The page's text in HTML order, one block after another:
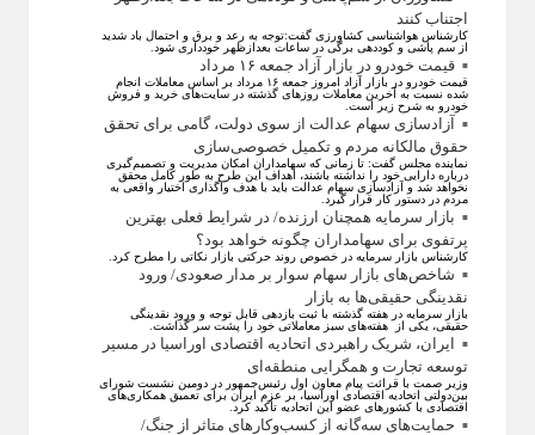
اجتناب کنند
کارشناس هواشناسی کشاورزی گفت:توجه به رعد و برق و احتمال باد شدید
از سم پاشی و کوددهی برگی در ساعات بعدازظهر خودداری شود.
قیمت خودرو در بازار آزاد جمعه ۱۶ مرداد
قیمت خودرو در بازار آزاد امروز جمعه ۱۶ مرداد بر اساس معاملات انجام
شده نسبت به آخرین معاملات روز‌های گذشته در سایت‌های خرید و فروش
خودرو به شرح زیر است.
آزادسازی سهام عدالت از سوی دولت، گامی برای تحقق
حقوق مالکانه مردم و تکمیل خصوصی‌سازی
نماینده مجلس گفت: تا زمانی که سهامداران امکان مدیریت و تصمیم‌گیری
درباره دارایی خود را نداشته باشند، اهداف این طرح به طور کامل محقق
نخواهد شد و آزادسازی سهام عدالت باید با هدف واگذاری اختیار واقعی به
مردم در دستور کار قرار گیرد.
بازار سرمایه همچنان ارزنده/ در شرایط فعلی بهترین
پرتفوی برای سهامداران چگونه خواهد بود؟
کارشناس بازار سرمایه در خصوص روند حرکتی بازار نکاتی را مطرح کرد.
شاخص‌های بازار سهام سوار بر مدار صعودی/ ورود
نقدینگی حقیقی‌ها به بازار
بازار سرمایه در هفته گذشته با ثبت بازدهی قابل توجه و ورود نقدینگی
حقیقی، یکی از هفته‌های سبز معاملاتی خود را پشت سر گذاشت.
ایران، شریک راهبردی اتحادیه اقتصادی اوراسیا در مسیر
توسعه تجارت و همگرایی منطقه‌ای
وزیر صمت با قرائت پیام معاون اول رئیس‌جمهور در دومین نشست شورای
بین‌دولتی اتحادیه اقتصادی اوراسیا، بر عزم ایران برای تعمیق همکاری‌های
اقتصادی با کشورهای عضو این اتحادیه تأکید کرد.
حمایت‌های سه‌گانه از کسب‌وکارهای متاثر از جنگ/